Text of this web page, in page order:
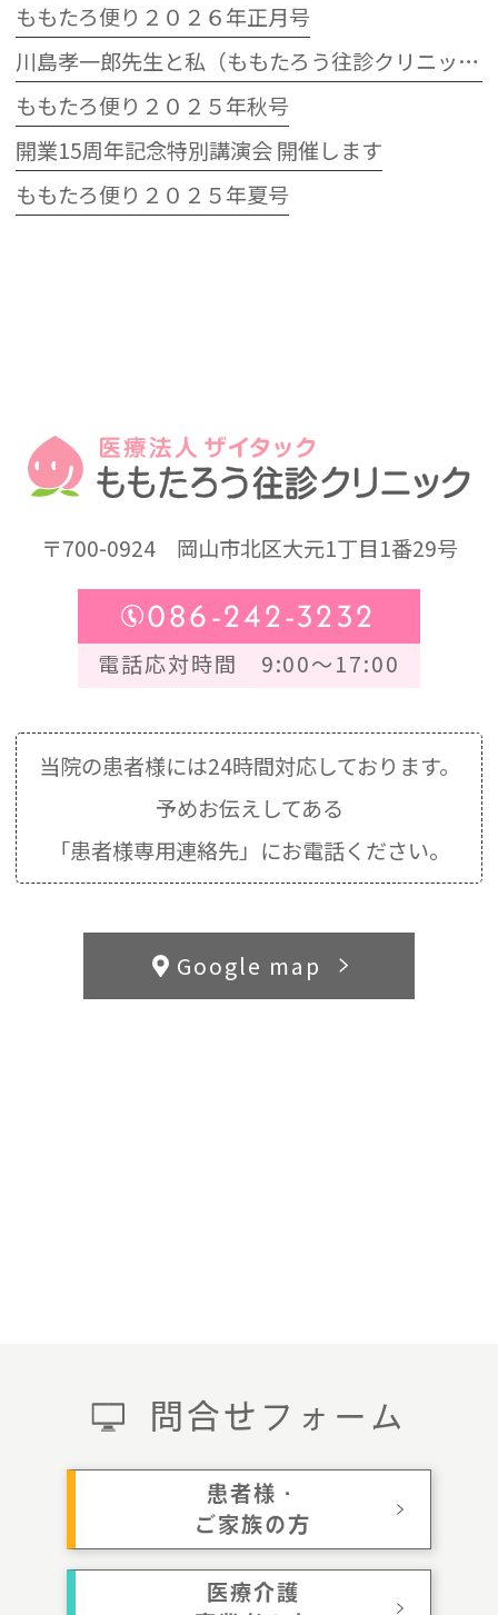
ももたろ便り２０２６年正月号
川島孝一郎先生と私（ももたろう往診クリニック開院15周年記念特別講演会）
ももたろ便り２０２５年秋号
開業15周年記念特別講演会 開催します
ももたろ便り２０２５年夏号
〒700-0924岡山市北区大元1丁目1番29号
086-242-3232
電話応対時間 9:00～17:00
当院の患者様には24時間対応しております。
予めお伝えしてある
「患者様専用連絡先」にお電話ください。
問合せフォーム
患者様・
ご家族の方
医療介護
Google map